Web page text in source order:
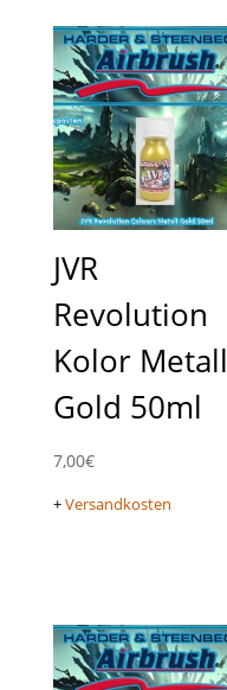
JVR
Revolution
Kolor Metall
Gold 50ml
7,00€
+Versandkosten